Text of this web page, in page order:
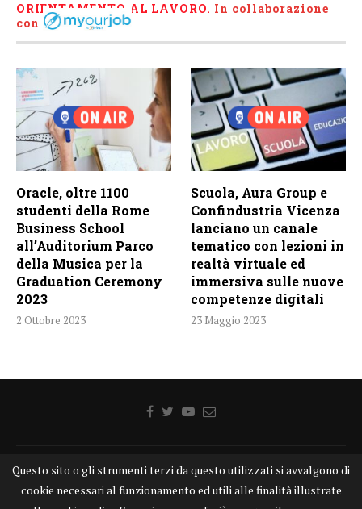
ORIENTAMENTO AL LAVORO. In collaborazione
con
Oracle, oltre 1100
studenti della Rome
Business School
all’Auditorium Parco
della Musica per la
Graduation Ceremony
2023
2 Ottobre 2023
Scuola, Aura Group e
Confindustria Vicenza
lanciano un canale
tematico con lezioni in
realtà virtuale ed
immersiva sulle nuove
competenze digitali
23 Maggio 2023
Home Chi siamo Disclaimer Cookie Contatti
Privacy Policy KONGTV
Questo sito o gli strumenti terzi da questo utilizzati si avvalgono di
cookie necessari al funzionamento ed utili alle finalità illustrate